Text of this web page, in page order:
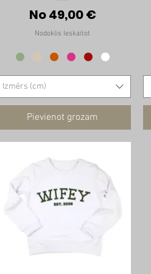
No49,00 €
Izpārdošanas cena
Nodoklis Ieskaitot
Izmērs (cm)
Pievienot grozam